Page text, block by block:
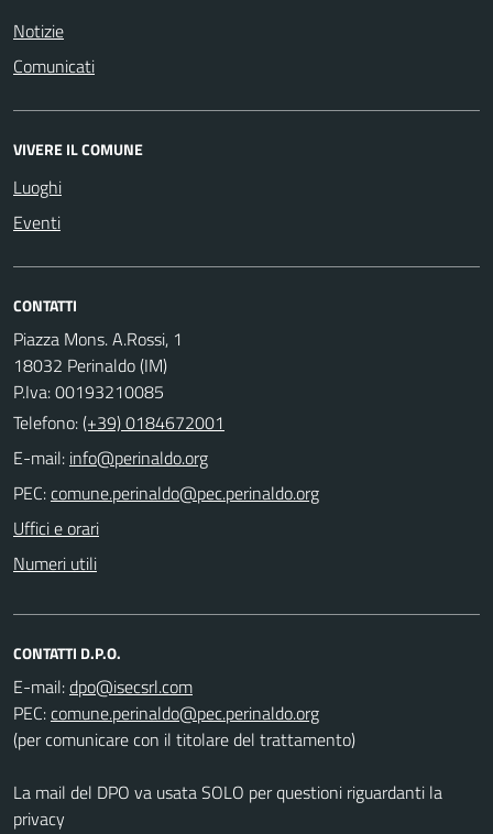
Notizie
Comunicati
VIVERE IL COMUNE
Luoghi
Eventi
CONTATTI
Piazza Mons. A.Rossi, 1
18032 Perinaldo (IM)
P.Iva: 00193210085
Telefono:(+39) 0184672001
E-mail:
PEC:
Uffici e orari
Numeri utili
CONTATTI D.P.O.
E-mail:
PEC:
(per comunicare con il titolare del trattamento)
La mail del DPO va usata SOLO per questioni riguardanti la
privacy